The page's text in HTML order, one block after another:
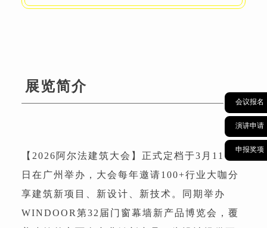
会议报名
演讲申请
申报奖项
展览简介
【2026阿尔法建筑大会】正式定档于3月11-13
日在广州举办，大会每年邀请100+行业大咖分
享建筑新项目、新设计、新技术。同期举办
WINDOOR第32届门窗幕墙新产品博览会，覆